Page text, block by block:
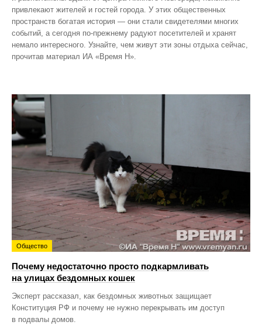
привлекают жителей и гостей города. У этих общественных
пространств богатая история — они стали свидетелями многих
событий, а сегодня по‑прежнему радуют посетителей и хранят
немало интересного. Узнайте, чем живут эти зоны отдыха сейчас,
прочитав материал ИА «Время Н».
Общество
Почему недостаточно просто подкармливать
на улицах бездомных кошек
Эксперт рассказал, как бездомных животных защищает
Конституция РФ и почему не нужно перекрывать им доступ
в подвалы домов.